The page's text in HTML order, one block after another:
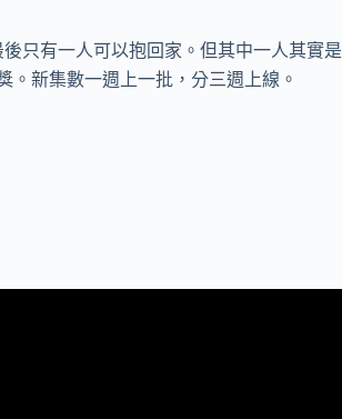
只有一人可以抱回家。但其中一人其實是
新集數一週上一批，分三週上線。